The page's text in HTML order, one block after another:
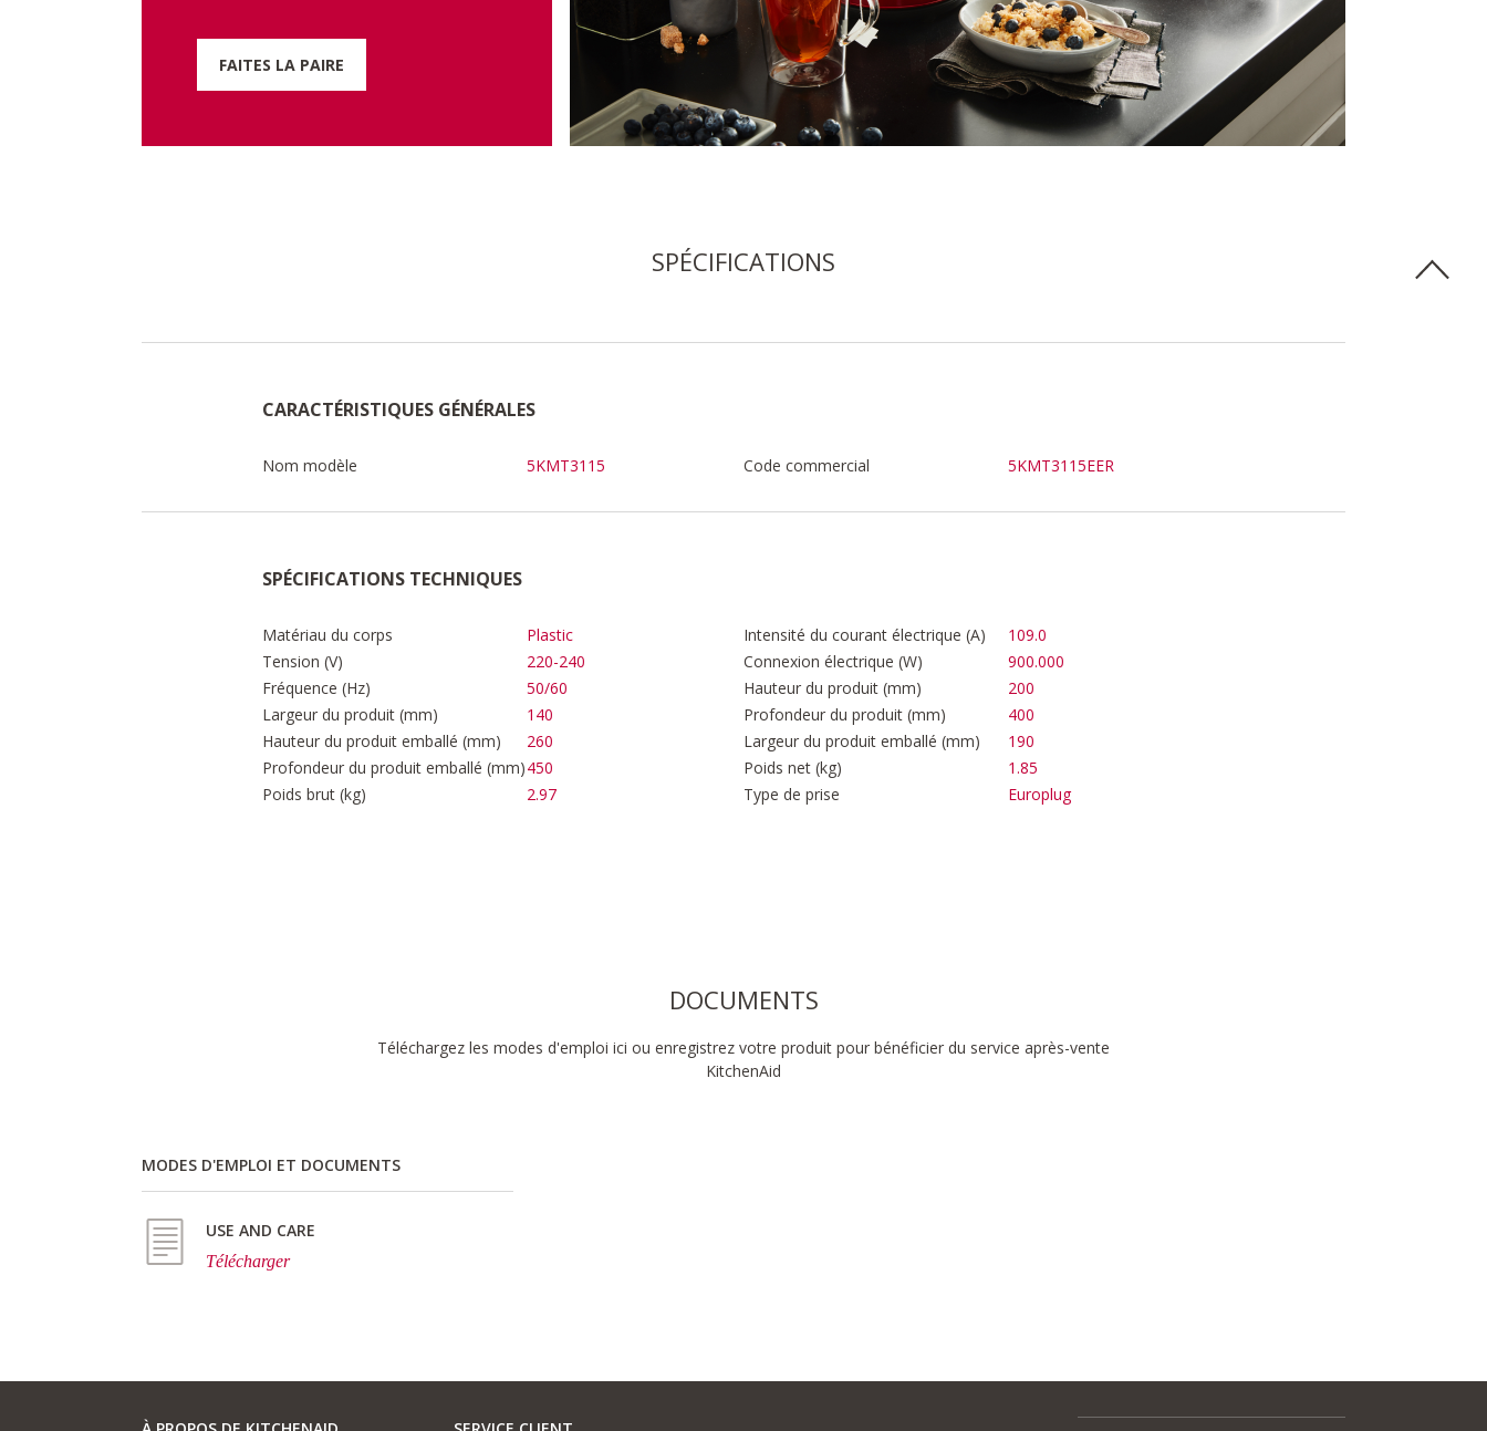
FAITES LA PAIRE
SPÉCIFICATIONS
CARACTÉRISTIQUES GÉNÉRALES
Nom modèle 5KMT3115 Code commercial 5KMT3115EER
SPÉCIFICATIONS TECHNIQUES
Matériau du corps Plastic Intensité du courant électrique (A)
109.0
Tension (V)
220-240 Connexion électrique (W)
900.000
Fréquence (Hz)
50/60 Hauteur du produit (mm)
200
Largeur du produit (mm)
140 Profondeur du produit (mm)
400
Hauteur du produit emballé (mm)
260 Largeur du produit emballé (mm)
190
Profondeur du produit emballé (mm)450 Poids net (kg)
1.85
Poids brut (kg)
2.97 Type de prise Europlug
DOCUMENTS
Téléchargez les modes d'emploi ici ou enregistrez votre produit pour bénéficier du service après-vente
KitchenAid
MODES D'EMPLOI ET DOCUMENTS
USE AND CARE
Télécharger